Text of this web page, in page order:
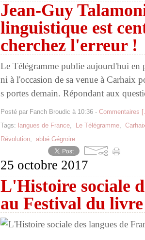
Jean-Guy
linguistique est
cherchez l'erreur !
Le Télégramme publie aujourd'hui en
ni à l'occasion de sa venue à Carhaix
s portes demain. Répondant aux
Posté par Fanch Broudic à 10:36 - Commentaires [
Tags: langues de France, Le Télégramme,
Révolution, abbé Gégroire
25 octobre 2017
L'Histoire sociale
au Festival du